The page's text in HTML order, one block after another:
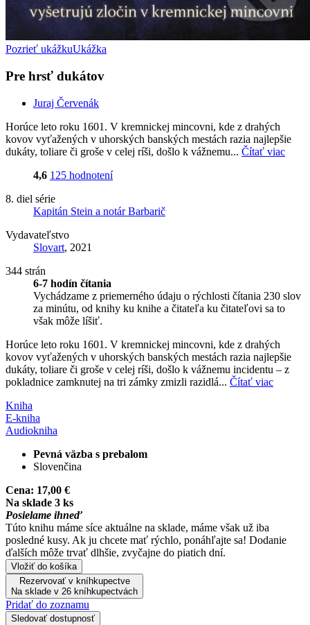
Pozrieť ukážkuUkážka
Pre hrsť dukátov
Juraj Červenák
Horúce leto roku 1601. V kremnickej mincovni, kde z drahých
kovov vyťažených v uhorských banských mestách razia najlepšie
dukáty, toliare či groše v celej ríši, došlo k vážnemu... Čítať viac
4,6 125 hodnotení
8. diel série
Kapitán Stein a notár Barbarič
Vydavateľstvo
Slovart, 2021
344 strán
6-7 hodín čítania
Vychádzame z priemerného údaju o rýchlosti čítania 230 slov
za minútu, od knihy ku knihe a čitateľa ku čitateľovi sa to
však môže líšiť.
Horúce leto roku 1601. V kremnickej mincovni, kde z drahých
kovov vyťažených v uhorských banských mestách razia najlepšie
dukáty, toliare či groše v celej ríši, došlo k vážnemu incidentu – z
pokladnice zamknutej na tri zámky zmizli razidlá... Čítať viac
Kniha
E-kniha
Audiokniha
Pevná väzba s prebalom
Slovenčina
Cena: 17,00 €
Na sklade 3 ks
Posielame ihneď
Túto knihu máme síce aktuálne na sklade, máme však už iba
posledné kusy. Ak ju chcete mať rýchlo, ponáhľajte sa! Dodanie
ďalších môže trvať dlhšie, zvyčajne do piatich dní.
Vložiť do košíka
Rezervovať v kníhkupectve
Na sklade v 26 kníhkupectvách
Pridať do zoznamu
Sledovať dostupnosť